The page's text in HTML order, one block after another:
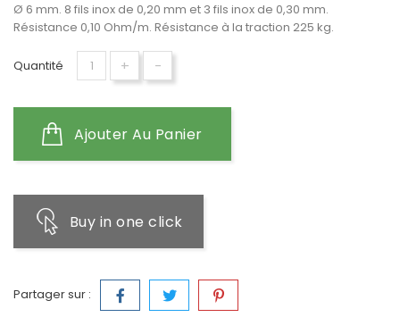
Ø 6 mm. 8 fils inox de 0,20 mm et 3 fils inox de 0,30 mm.
Résistance 0,10 Ohm/m. Résistance à la traction 225 kg.
Quantité + -
Ajouter Au Panier
Buy in one click
Partager sur :